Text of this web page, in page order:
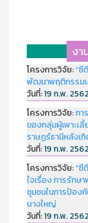
งา
โครงการวิจัย:“ซี
พัฒนาพฤติกรรม
วันที่:19 ก.พ. 2562
โครงการวิจัย:กา
ของกลุ่มผู้เพาะเ
ราษฏร์ธานีหลังเ
วันที่:19 ก.พ. 2562
โครงการวิจัย:“ซี
ใจเรื่อง การรักษ
ชุมชนในการป้อง
บางใหญ่
วันที่:19 ก.พ. 2562